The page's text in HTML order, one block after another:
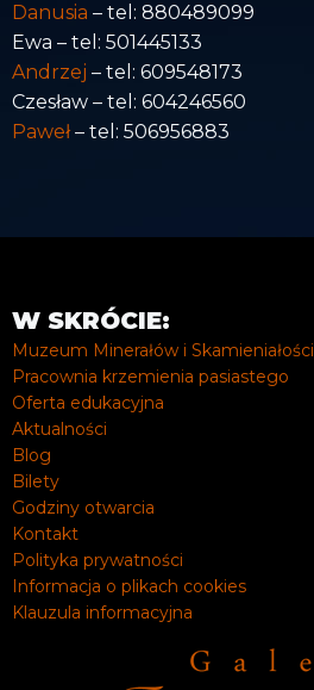
Danusia – tel: 880489099
Ewa – tel: 501445133
Andrzej – tel: 609548173
Czesław – tel: 604246560
Paweł– tel: 506956883
W SKRÓCIE:
Muzeum Minerałów i Skamieniałości
Pracownia krzemienia pasiastego
Oferta edukacyjna
Aktualności
Blog
Bilety
Godziny otwarcia
Kontakt
Polityka prywatności
Informacja o plikach cookies
Klauzula informacyjna